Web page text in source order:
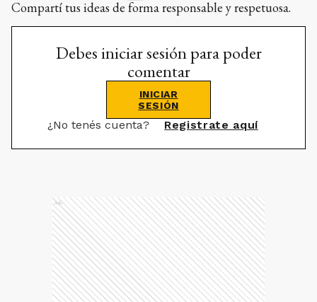
Compartí tus ideas de forma responsable y respetuosa.
Debes iniciar sesión para poder
comentar
INICIAR
SESIÓN
¿No tenés cuenta? Registrate aquí
Ads